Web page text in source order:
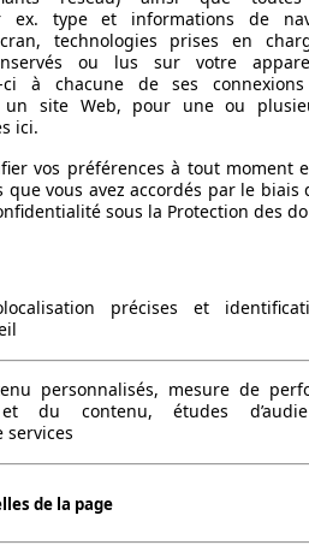
1998 ccm
Diesel
4
Boîte manuelle
4 roues permanent
4570 mm
2660 mm
2190 kg
5
freins)
freins)
577 - 1776 l
ex. type et informations de
technologies prises en
ou lus sur votre
ci à chacune de ses
site Web, pour une ou
ici.
vos préférences à tout moment
que vous avez accordés par le biais
sous la Protection des
précises et
personnalisés, mesure de
du contenu, études
services
de la page